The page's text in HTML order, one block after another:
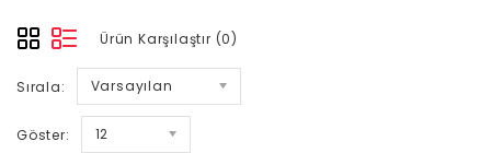
Ürün Karşılaştır (0)
Sırala: Varsayılan
Göster: 12